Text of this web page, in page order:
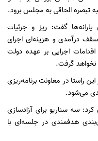
تبصره الحاقی به مجلس برود.
گفت: ریز و جزئیات
درآمدی و هزینه‌ای اجرای
اجرایی بر عهده دولت
نخواهد گرفت.
راستا در معاونت برنامه‌ریزی
می‌شود.
سه سناریو برای آزادسازی
هدفمندی در جلسه‌ای با